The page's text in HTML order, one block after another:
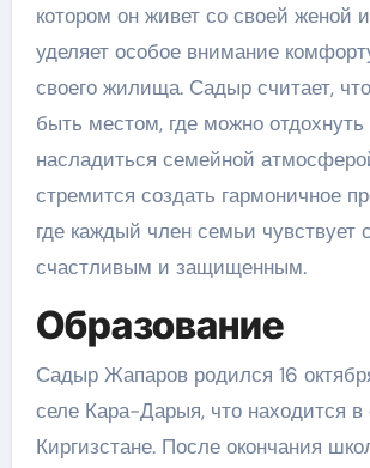
котором он живет со своей женой
уделяет особое внимание
своего жилища. Садыр считает,
быть местом, где можно отдохнуть
насладиться семейной
стремится создать гармоничное
где каждый член семьи чувствует
счастливым и защищенным.
Образование
Садыр Жапаров родился 16
селе Кара-Дарыя, что находится в
Киргизстане. После окончания